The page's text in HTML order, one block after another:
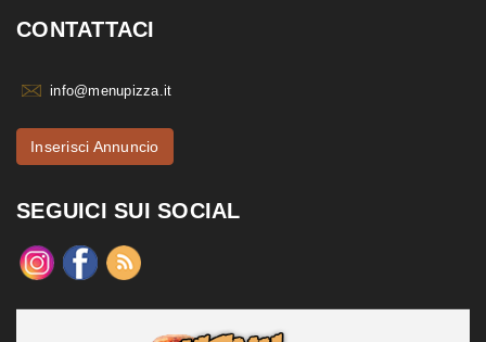
CONTATTACI
info@menupizza.it
Inserisci Annuncio
SEGUICI SUI SOCIAL